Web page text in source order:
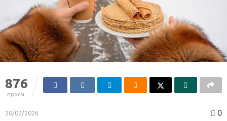
876
просм.
20/02/2026 0